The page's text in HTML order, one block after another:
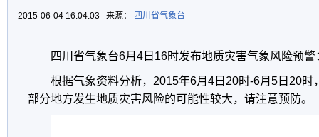
2015-06-04 16:04:03 来源： 四川省气象台
四川省气象台6月4日16时发布地质灾害气象风险预警
根据气象资料分析，2015年6月4日20时-6月5日20时
部分地方发生地质灾害风险的可能性较大，请注意预防。